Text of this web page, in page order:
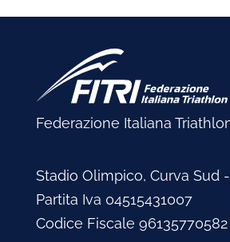
Federazione Italiana
Stadio Olimpico, Curva Sud
Partita Iva 04515431007
Codice Fiscale 96135770582